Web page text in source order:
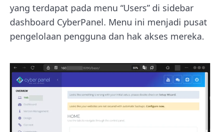
yang terdapat pada menu “Users” di sidebar
dashboard CyberPanel. Menu ini menjadi pusat
pengelolaan pengguna dan hak akses mereka.